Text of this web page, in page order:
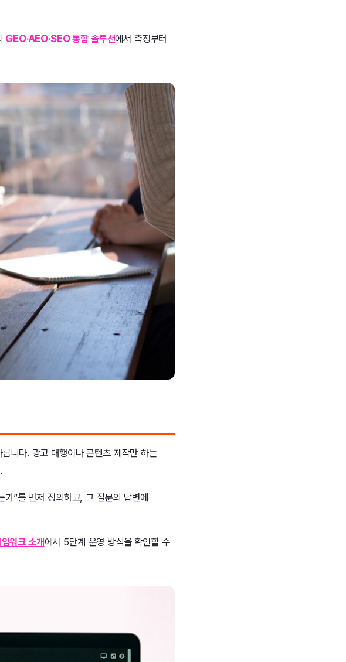
GEO·AEO·SEO 통합 솔루션에서 측정부터
니다. 광고 대행이나 콘텐츠 제작만 하는
”를 먼저 정의하고, 그 질문의 답변에
워크 소개에서 5단계 운영 방식을 확인할 수